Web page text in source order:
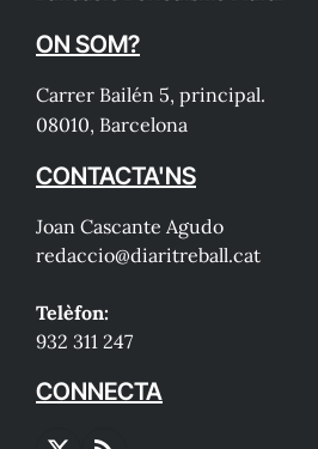
ON SOM?
Carrer Bailén 5, principal.
08010, Barcelona
CONTACTA'NS
Joan Cascante Agudo
redaccio@diaritreball.cat
Telèfon:
932 311 247
CONNECTA